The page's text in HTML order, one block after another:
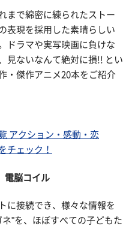
まで綿密に練られたストー
表現を採用した素晴らしい
ドラマや実写映画に負けな
見ないなんて絶対に損!! とい
・傑作アニメ20本をご紹介
アクション・感動・恋
チェック！
電脳コイル
に接続でき、様々な情報を
"を、ほぼすべての子どもた